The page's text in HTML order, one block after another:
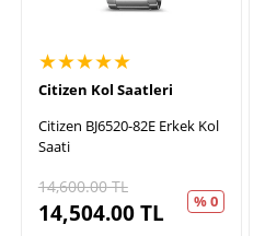
★★★★★
Citizen Kol Saatleri
Citizen BJ6520-82E Erkek Kol
Saati
14,600.00TL
14,504.00TL % 0